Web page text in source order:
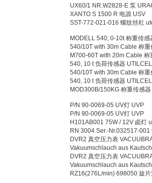
UX60/1 NR.W2828-E 泵
XANTO S 1500 R 电源 USV
SST-772-021-016 螺纹丝杠
MODELL 540; 0-10t 称重传
540/10T with 30m Cable 称
M700-60T with 20m Cable
540, 10 t 负荷传感器
540/10T with 30m Cable 称
540, 10 t 负荷传感器
MOD300B/150KG 称重传感
P/N 90-0069-05 UV灯 UVP
P/N 90-0069-05 UV灯 UVP
H101AB001 75W / 12V 卤灯
RN 3004 Ser.-Nr.032517-
DVR2 真空压力表
Vakuumschlauch aus
DVR2 真空压力表
Vakuumschlauch aus
RZ16(276L/min) 698050 旋